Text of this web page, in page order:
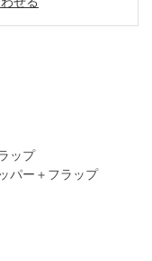
ップ
パー＋フラップ